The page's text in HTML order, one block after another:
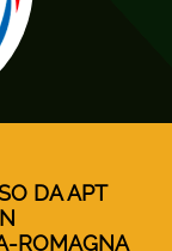
DA APT
ROMAGNA